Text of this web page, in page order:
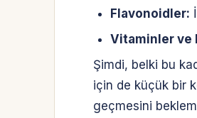
Flavonoidler:
Vitaminler ve
Şimdi, belki bu
için de küçük bir
geçmesini